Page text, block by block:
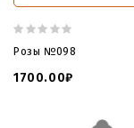
Розы №098
1700.00₽